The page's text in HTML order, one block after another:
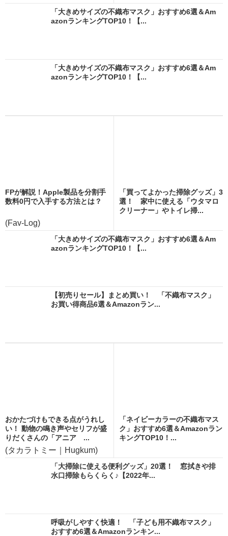
「大きめサイズの不織布マスク」おすすめ6選＆Am
azonランキングTOP10！【...
「大きめサイズの不織布マスク」おすすめ6選＆Am
azonランキングTOP10！【...
FPが解説！Apple製品を分割手
数料0円で入手する方法とは？
(Fav-Log)
「買ってよかった掃除グッズ」3
選！ 家中に使える「ウタマロ
クリーナー」やトイレ掃...
「大きめサイズの不織布マスク」おすすめ6選＆Am
azonランキングTOP10！【...
【初売りセール】まとめ買い！ 「不織布マスク」
お買い得商品6選＆Amazonラン...
おかたづけもできる点がうれし
い！ 動物の鳴き声やセリフが盛
りだくさんの「アニア ...
(タカラトミー｜Hugkum)
「ネイビーカラーの不織布マス
ク」おすすめ6選＆Amazonラン
キングTOP10！...
「大掃除に使える便利グッズ」20選！ 窓拭きや排
水口掃除もらくらく♪【2022年...
呼吸がしやすく快適！ 「子ども用不織布マスク」
おすすめ6選＆Amazonランキン...